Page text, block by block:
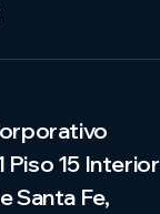
Piso 15 Interior
Santa Fe,